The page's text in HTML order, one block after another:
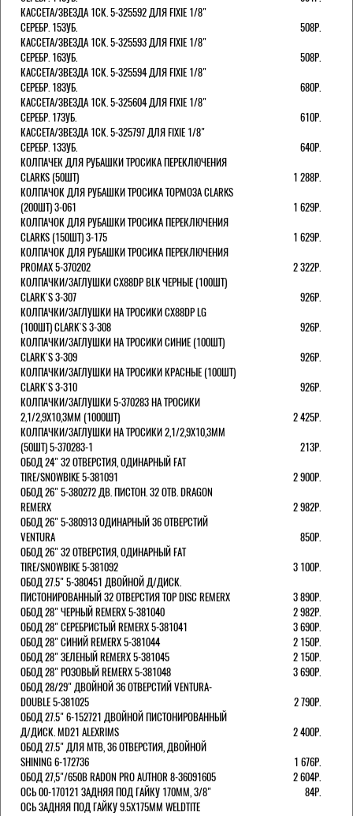
КАССЕТА/ЗВЕЗДА 1СК. 5-325592 ДЛЯ FIXIE 1/8"
СЕРЕБР. 15ЗУБ.
508Р.
КАССЕТА/ЗВЕЗДА 1СК. 5-325593 ДЛЯ FIXIE 1/8"
СЕРЕБР. 16ЗУБ.
508Р.
КАССЕТА/ЗВЕЗДА 1СК. 5-325594 ДЛЯ FIXIE 1/8"
СЕРЕБР. 18ЗУБ.
680Р.
КАССЕТА/ЗВЕЗДА 1СК. 5-325604 ДЛЯ FIXIE 1/8"
СЕРЕБР. 17ЗУБ.
610Р.
КАССЕТА/ЗВЕЗДА 1СК. 5-325797 ДЛЯ FIXIE 1/8"
СЕРЕБР. 13ЗУБ.
640Р.
КОЛПАЧЕК ДЛЯ РУБАШКИ ТРОСИКА ПЕРЕКЛЮЧЕНИЯ
CLARKS (50ШТ)
1 288Р.
КОЛПАЧОК ДЛЯ РУБАШКИ ТРОСИКА ТОРМОЗА CLARKS
(200ШТ) 3-061
1 629Р.
КОЛПАЧОК ДЛЯ РУБАШКИ ТРОСИКА ПЕРЕКЛЮЧЕНИЯ
CLARKS (150ШТ) 3-175
1 629Р.
КОЛПАЧОК ДЛЯ РУБАШКИ ТРОСИКА ПЕРЕКЛЮЧЕНИЯ
PROMAX 5-370202
2 322Р.
КОЛПАЧКИ/3АГЛУШКИ CX88DP BLK ЧЕРНЫЕ (100ШТ)
CLARK`S 3-307
926Р.
КОЛПАЧКИ/3АГЛУШКИ НА ТРОСИКИ CX88DP LG
(100ШТ) CLARK`S 3-308
926Р.
КОЛПАЧКИ/3АГЛУШКИ НА ТРОСИКИ СИНИЕ (100ШТ)
CLARK`S 3-309
926Р.
КОЛПАЧКИ/3АГЛУШКИ НА ТРОСИКИ КРАСНЫЕ (100ШТ)
CLARK`S 3-310
926Р.
КОЛПАЧКИ/3АГЛУШКИ 5-370283 НА ТРОСИКИ
2,1/2,9Х10,3ММ (1000ШТ)
2 425Р.
КОЛПАЧКИ/3АГЛУШКИ НА ТРОСИКИ 2,1/2,9Х10,3ММ
(50ШТ) 5-370283-1
213Р.
ОБОД 24" 32 ОТВЕРСТИЯ, ОДИНАРНЫЙ FAT
TIRE/SNOWBIKE 5-381091
2 900Р.
ОБОД 26" 5-380272 ДВ. ПИСТОН. 32 ОТВ. DRAGON
REMERX
2 982Р.
ОБОД 26" 5-380913 ОДИНАРНЫЙ 36 ОТВЕРСТИЙ
VENTURA
850Р.
ОБОД 26" 32 ОТВЕРСТИЯ, ОДИНАРНЫЙ FAT
TIRE/SNOWBIKE 5-381092
3 100Р.
ОБОД 27.5" 5-380451 ДВОЙНОЙ Д/ДИСК.
ПИСТОНИРОВАННЫЙ 32 ОТВЕРСТИЯ TOP DISC REMERX
3 890Р.
ОБОД 28" ЧЕРНЫЙ REMERX 5-381040
2 982Р.
ОБОД 28" СЕРЕБРИСТЫЙ REMERX 5-381041
3 690Р.
ОБОД 28" СИНИЙ REMERX 5-381044
2 150Р.
ОБОД 28" ЗЕЛЕНЫЙ REMERX 5-381045
2 150Р.
ОБОД 28" РОЗОВЫЙ REMERX 5-381048
3 690Р.
ОБОД 28/29" ДВОЙНОЙ 36 ОТВЕРСТИЙ VENTURA-
DOUBLE 5-381025
2 790Р.
ОБОД 27.5" 6-152721 ДВОЙНОЙ ПИСТОНИРОВАННЫЙ
Д/ДИСК. MD21 ALEXRIMS
2 400Р.
ОБОД 27.5" ДЛЯ MTB, 36 ОТВЕРСТИЯ, ДВОЙНОЙ
SHINING 6-172736
1 676Р.
ОБОД 27,5"/650B RADON PRO AUTHOR 8-36091605
2 604Р.
ОСЬ 00-170121 ЗАДНЯЯ ПОД ГАЙКУ 170MM, 3/8"
84Р.
ОСЬ ЗАДНЯЯ ПОД ГАЙКУ 9.5Х175ММ WELDTITE